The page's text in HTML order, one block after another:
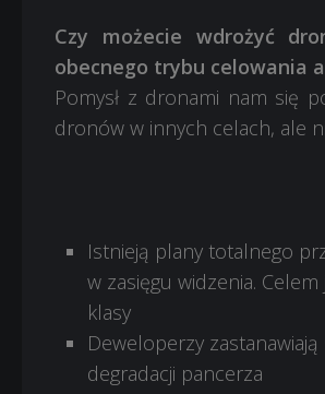
Czy możecie wdrożyć
obecnego trybu celowania
Pomysł z dronami nam się
dronów w innych celach, ale
Istnieją plany totalnego
w zasięgu widzenia.
klasy
Deweloperzy
degradacji pancerza